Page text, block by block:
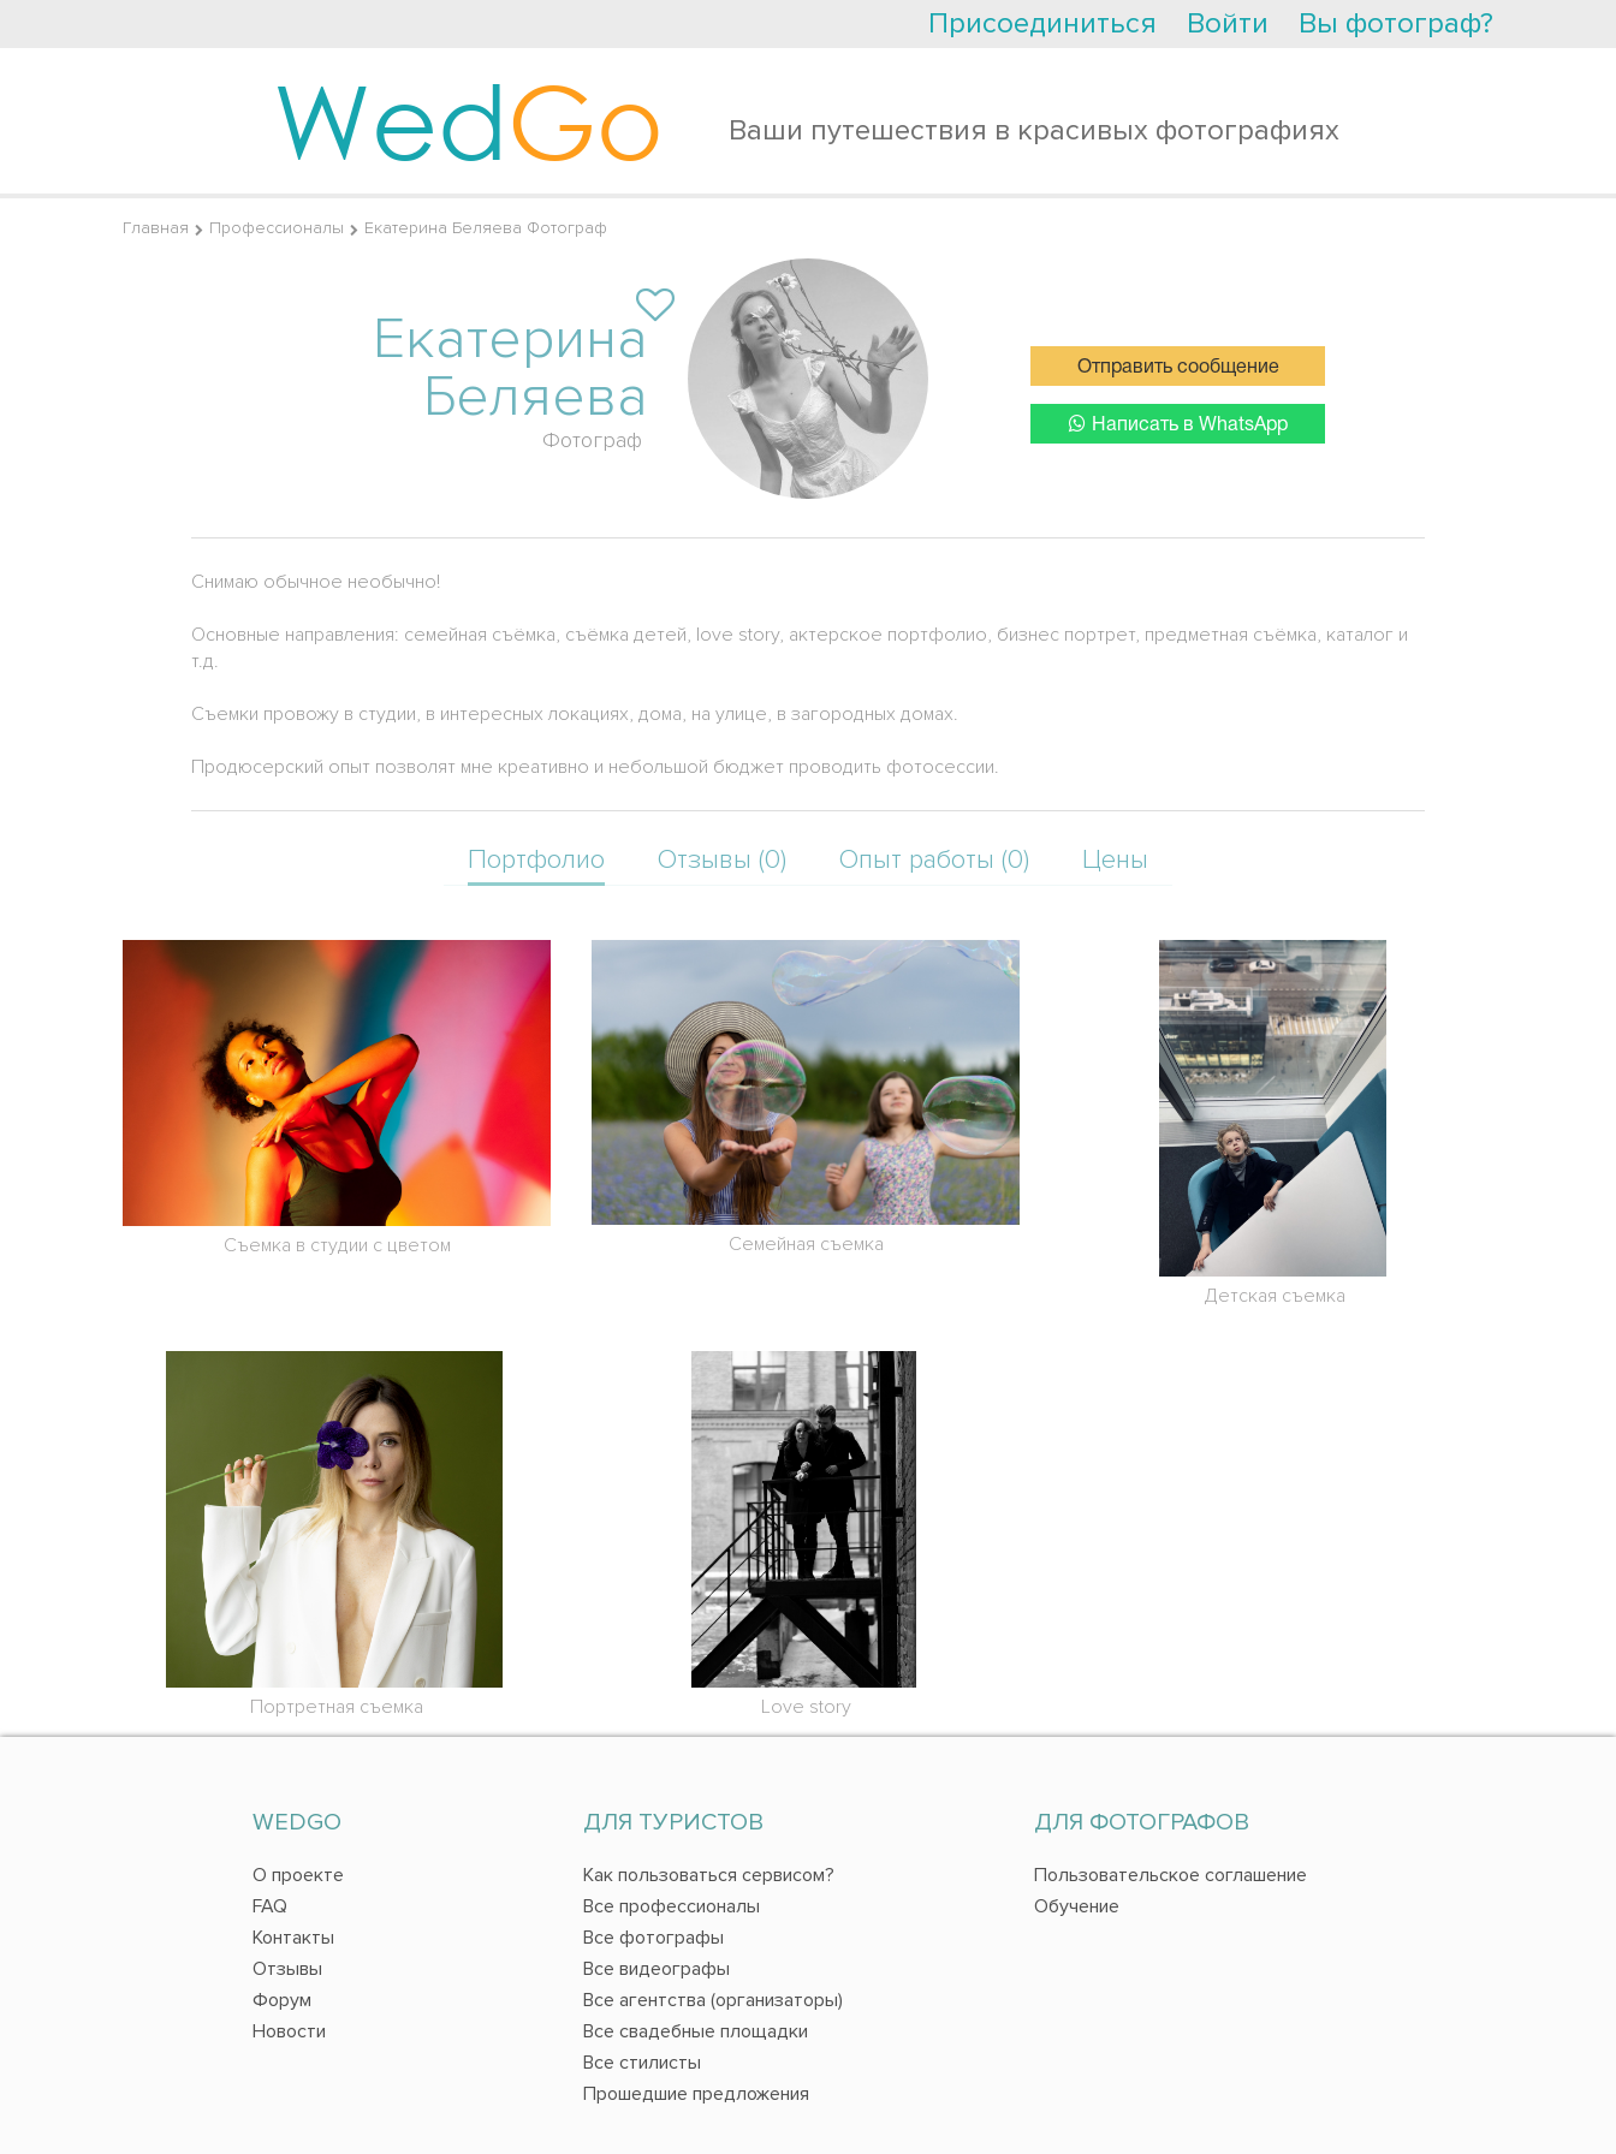
Присоединиться Войти Вы фотограф?
WedGo Ваши путешествия в красивых фотографиях
Главная Профессионалы Екатерина Беляева Фотограф
Екатерина
Беляева
Фотограф
Отправить сообщение
Написать в WhatsApp
Снимаю обычное необычно!
Основные направления: семейная съёмка, съёмка детей, love story, актерское портфолио, бизнес портрет, предметная съёмка, каталог и
т.д.
Съемки провожу в студии, в интересных локациях, дома, на улице, в загородных домах.
Продюсерский опыт позволят мне креативно и небольшой бюджет проводить фотосессии.
Портфолио Отзывы (0) Опыт работы (0) Цены
Съемка в студии с цветом Семейная съемка
Детская съемка
Портретная съемка Love story
WEDGO
О проекте
FAQ
Контакты
Отзывы
Форум
Новости
ДЛЯ ТУРИСТОВ
Как пользоваться сервисом?
Все профессионалы
Все фотографы
Все видеографы
Все агентства (организаторы)
Все свадебные площадки
Все стилисты
Прошедшие предложения
ДЛЯ ФОТОГРАФОВ
Пользовательское соглашение
Обучение